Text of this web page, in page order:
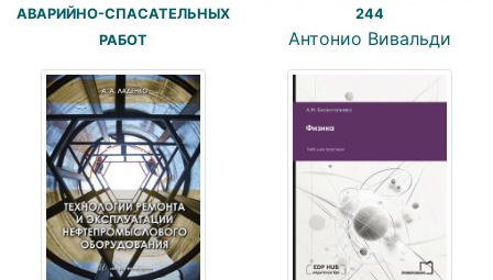
АВАРИЙНО-СПАСАТЕЛЬНЫХ
РАБОТ
244
Антонио Вивальди